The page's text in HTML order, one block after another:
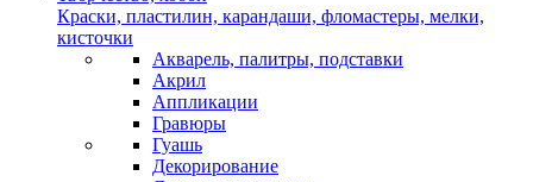
Краски, пластилин, карандаши, фломастеры, мелки,
кисточки
Акварель, палитры, подставки
Акрил
Аппликации
Гравюры
Гуашь
Декорирование